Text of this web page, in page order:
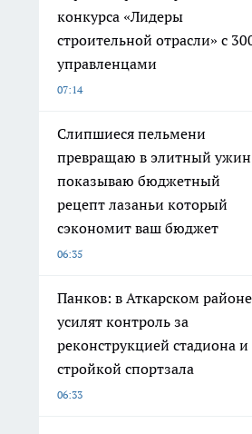
конкурса «Лидеры
строительной отрасли» с
управленцами
07:14
Слипшиеся пельмени
превращаю в элитный
показываю бюджетный
рецепт лазаньи который
сэкономит ваш бюджет
06:35
Панков: в Аткарском районе
усилят контроль за
реконструкцией стадиона и
стройкой спортзала
06:33